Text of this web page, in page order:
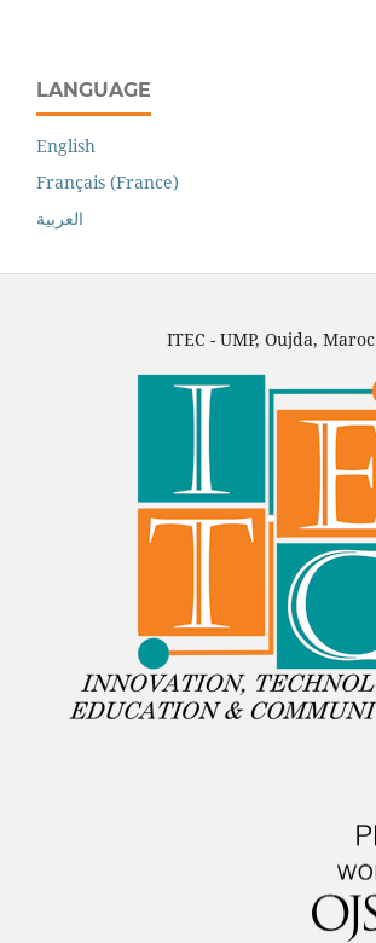
LANGUAGE
English
Français (France)
العربية
ITEC - UMP, Oujda, Maroc